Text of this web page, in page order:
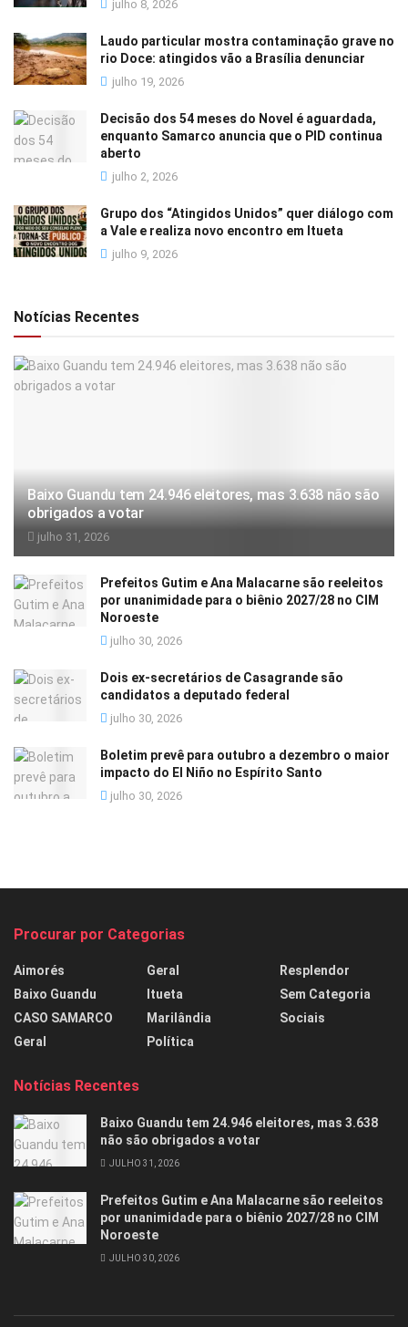
julho 8, 2026
Laudo particular mostra contaminação grave no
rio Doce: atingidos vão a Brasília denunciar
julho 19, 2026
Decisão dos 54 meses do Novel é aguardada,
enquanto Samarco anuncia que o PID continua
aberto
julho 2, 2026
Grupo dos “Atingidos Unidos” quer diálogo com
a Vale e realiza novo encontro em Itueta
julho 9, 2026
Notícias Recentes
Baixo Guandu tem 24.946 eleitores, mas 3.638 não são
obrigados a votar
julho 31, 2026
Prefeitos Gutim e Ana Malacarne são reeleitos
por unanimidade para o biênio 2027/28 no CIM
Noroeste
julho 30, 2026
Dois ex-secretários de Casagrande são
candidatos a deputado federal
julho 30, 2026
Boletim prevê para outubro a dezembro o maior
impacto do El Niño no Espírito Santo
julho 30, 2026
Procurar por Categorias
Aimorés
Baixo Guandu
CASO SAMARCO
Geral
Geral
Itueta
Marilândia
Política
Resplendor
Sem Categoria
Sociais
Notícias Recentes
Baixo Guandu tem 24.946 eleitores, mas 3.638
não são obrigados a votar
JULHO 31, 2026
Prefeitos Gutim e Ana Malacarne são reeleitos
por unanimidade para o biênio 2027/28 no CIM
Noroeste
JULHO 30, 2026